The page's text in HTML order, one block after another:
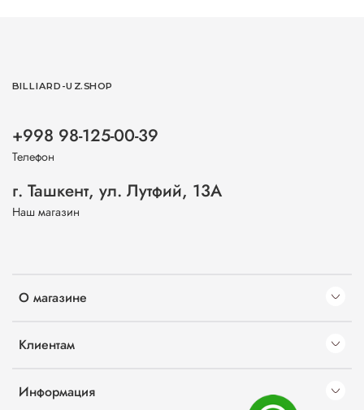
О магазине
Клиентам
Информация
BILLIARD-UZ.SHOP
+998 98-125-00-39
Телефон
г. Ташкент, ул. Лутфий, 13А
Наш магазин